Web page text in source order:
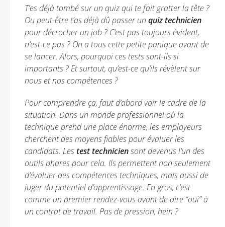
T’es déjà tombé sur un quiz qui te fait gratter la tête ?
Ou peut-être t’as déjà dû passer un quiz technicien
pour décrocher un job ? C’est pas toujours évident,
n’est-ce pas ? On a tous cette petite panique avant de
se lancer. Alors, pourquoi ces tests sont-ils si
importants ? Et surtout, qu’est-ce qu’ils révèlent sur
nous et nos compétences ?
Pour comprendre ça, faut d’abord voir le cadre de la
situation. Dans un monde professionnel où la
technique prend une place énorme, les employeurs
cherchent des moyens fiables pour évaluer les
candidats. Les test techniciensont devenus l’un des
outils phares pour cela. Ils permettent non seulement
d’évaluer des compétences techniques, mais aussi de
juger du potentiel d’apprentissage. En gros, c’est
comme un premier rendez-vous avant de dire “oui” à
un contrat de travail. Pas de pression, hein ?